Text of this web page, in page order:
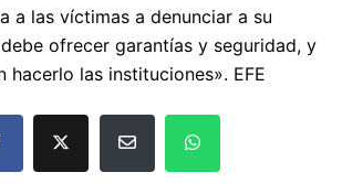
a las víctimas a denunciar a su
ofrecer garantías y seguridad, y
hacerlo las instituciones». EFE